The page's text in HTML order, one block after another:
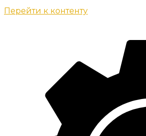
Перейти к контенту